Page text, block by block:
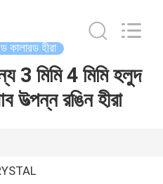
কালারড হীরা
3 মিমি 4 মিমি হলুদ
উত্পন্ন রঙিন হীরা